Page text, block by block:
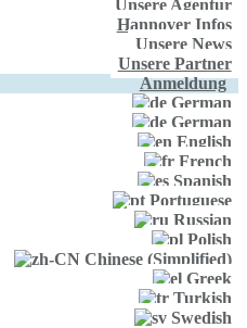
Unsere Agentur
Hannover Infos
Unsere News
Unsere Partner
Anmeldung
German
German
English
French
Spanish
Portuguese
Russian
Polish
Chinese (Simplified)
Greek
Turkish
Swedish